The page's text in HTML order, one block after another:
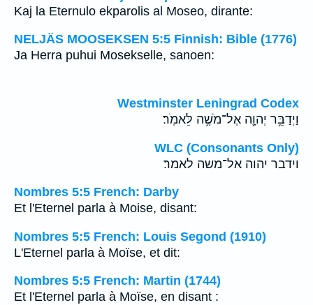
Kaj la Eternulo ekparolis al Moseo, dirante:
NELJÄS MOOSEKSEN 5:5 Finnish: Bible (1776)
Ja Herra puhui Mosekselle, sanoen:
Westminster Leningrad Codex
וַיְדַבֵּ֥ר יְהוָ֖ה אֶל־מֹשֶׁ֥ה לֵּאמֹֽר׃
WLC (Consonants Only)
וידבר יהוה אל־משה לאמר׃
Nombres 5:5 French: Darby
Et l'Eternel parla à Moise, disant:
Nombres 5:5 French: Louis Segond (1910)
L'Eternel parla à Moïse, et dit:
Nombres 5:5 French: Martin (1744)
Et l'Eternel parla à Moïse, en disant :